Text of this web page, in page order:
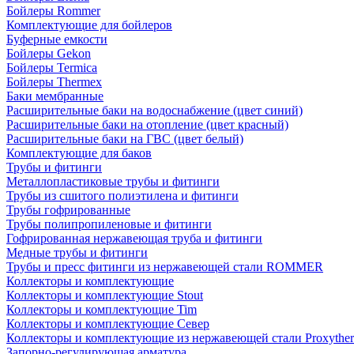
Бойлеры Rommer
Комплектующие для бойлеров
Буферные емкости
Бойлеры Gekon
Бойлеры Termica
Бойлеры Thermex
Баки мембранные
Расширительные баки на водоснабжение (цвет синий)
Расширительные баки на отопление (цвет красный)
Расширительные баки на ГВС (цвет белый)
Комплектующие для баков
Трубы и фитинги
Металлопластиковые трубы и фитинги
Трубы из сшитого полиэтилена и фитинги
Трубы гофрированные
Трубы полипропиленовые и фитинги
Гофрированная нержавеющая труба и фитинги
Медные трубы и фитинги
Трубы и пресс фитинги из нержавеющей стали ROMMER
Коллекторы и комплектующие
Коллекторы и комплектующие Stout
Коллекторы и комплектующие Tim
Коллекторы и комплектующие Север
Коллекторы и комплектующие из нержавеющей стали